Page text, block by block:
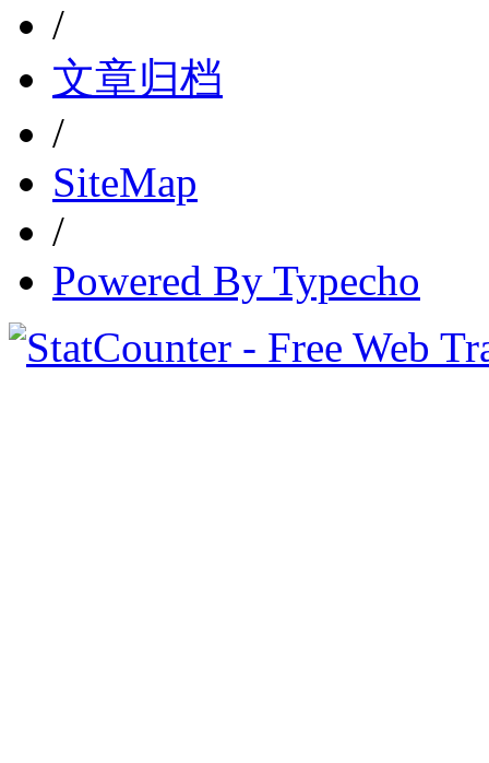
/
文章归档
/
SiteMap
/
Powered By Typecho